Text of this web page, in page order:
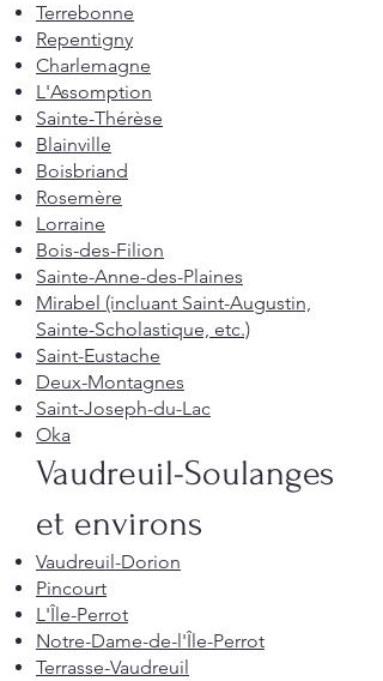
Terrebonne
Repentigny
Charlemagne
L'Assomption
Sainte-Thérèse
Blainville
Boisbriand
Rosemère
Lorraine
Bois-des-Filion
Sainte-Anne-des-Plaines
Mirabel (incluant Saint-Augustin,
Sainte-Scholastique, etc.)
Saint-Eustache
Deux-Montagnes
Saint-Joseph-du-Lac
Oka
Vaudreuil-Soulanges
et environs
Vaudreuil-Dorion
Pincourt
L'Île-Perrot
Notre-Dame-de-l'Île-Perrot
Terrasse-Vaudreuil